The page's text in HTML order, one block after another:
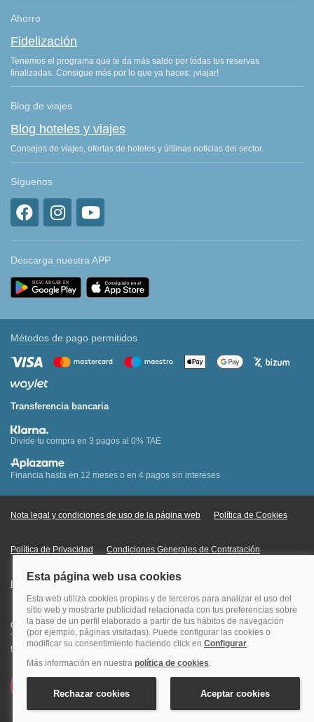
Ahorro
Fidelización
Tenemos el programa que te da más saldo por todas tus reservas
finalizadas. Consigue más por lo que ya haces: ¡viajar!
Blog de viajes
Blog hoteles y viajes
Consejos de viajes, ofertas de hoteles y últimas noticias del sector.
Síguenos
Descarga nuestra APP
Métodos de pago permitidos
Transferencia bancaria
Divide tu compra en 3 pagos al 0% TAE
Financia hasta en 12 meses o en 4 pagos sin intereses
Nota legal y condiciones de uso de la página web Política de Cookies
Política de Privacidad Condiciones Generales de Contratación
Información Legal sobre Mercados en Línea
Quehoteles.com - Especialistas en hoteles © Copyright Veturis Travel S.A.
Todos los derechos reservados. Autorización nº I-AV0000879.4 Tel: +34
915759999